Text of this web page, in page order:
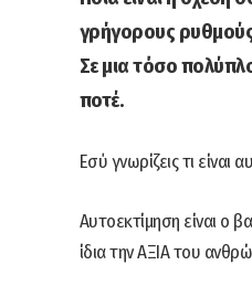
γρήγορους
Σε μια τόσο
ποτέ.
Εσύ γνωρίζεις τι είναι
Αυτοεκτίμηση είναι ο
ίδια την ΑΞΙΑ του